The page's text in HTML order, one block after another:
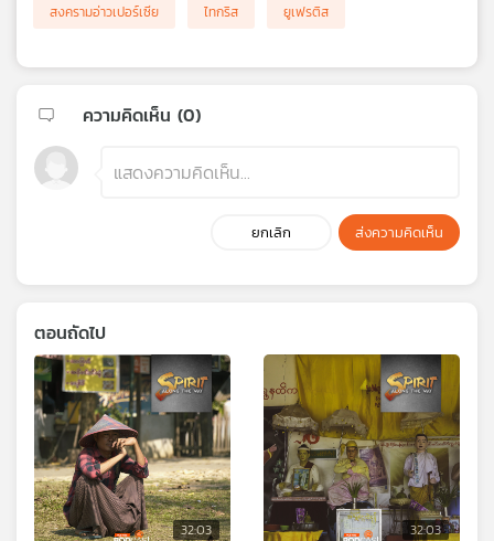
สงครามอ่าวเปอร์เซีย
ไทกริส ยูเฟรติส
ความคิดเห็น (0)
ยกเลิก ส่งความคิดเห็น
ตอนถัดไป
32:03 32:03